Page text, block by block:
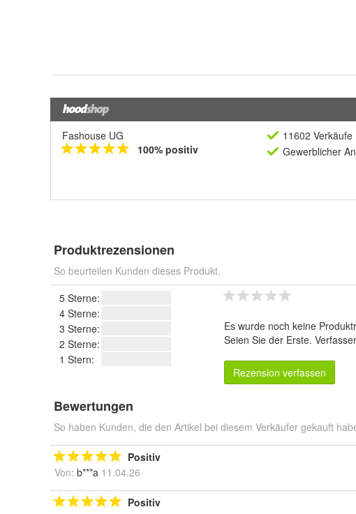
Fashouse UG
100% positiv
11602 Verkäufe
Gewerblicher
Produktrezensionen
So beurteilen Kunden dieses Produkt.
5 Sterne:
4 Sterne:
3 Sterne:
2 Sterne:
1 Stern:
Es wurde noch keine
Seien Sie der Erste.
Rezension verfassen
Bewertungen
So haben Kunden, die den Artikel bei diesem Verkäufer gekauft
Positiv
Von: b***a 11.04.26
Positiv